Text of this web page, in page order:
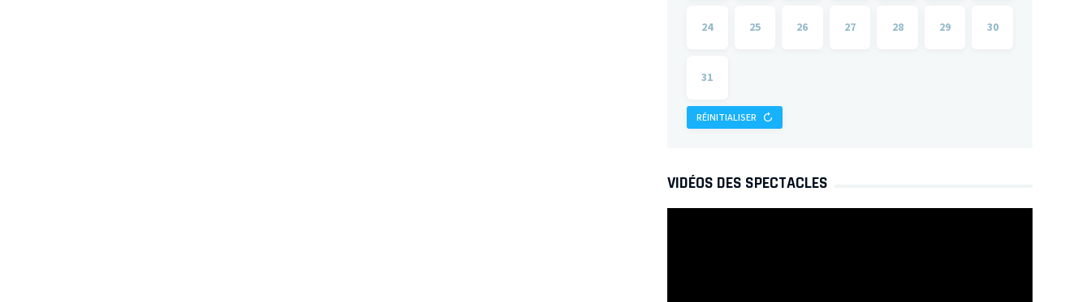
24 25 26 27 28 29 30
31
RÉINITIALISER
VIDÉOS DES SPECTACLES